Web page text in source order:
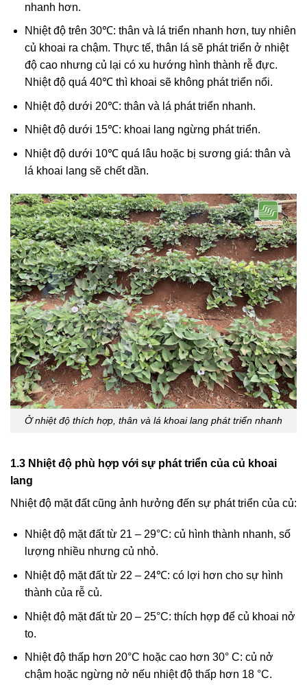
nhanh hơn.
Nhiệt độ trên 30℃: thân và lá triển nhanh hơn, tuy nhiên
củ khoai ra chậm. Thực tế, thân lá sẽ phát triển ở nhiệt
độ cao nhưng củ lại có xu hướng hình thành rễ đực.
Nhiệt độ quá 40℃ thì khoai sẽ không phát triển nổi.
Nhiệt độ dưới 20℃: thân và lá phát triển nhanh.
Nhiệt độ dưới 15℃: khoai lang ngừng phát triển.
Nhiệt độ dưới 10℃ quá lâu hoặc bị sương giá: thân và
lá khoai lang sẽ chết dần.
Ở nhiệt độ thích hợp, thân và lá khoai lang phát triển nhanh
1.3 Nhiệt độ phù hợp với sự phát triển của củ khoai
lang
Nhiệt độ mặt đất cũng ảnh hưởng đến sự phát triển của củ:
Nhiệt độ mặt đất từ 21 – 29°C: củ hình thành nhanh, số
lượng nhiều nhưng củ nhỏ.
Nhiệt độ mặt đất từ 22 – 24℃: có lợi hơn cho sự hình
thành của rễ củ.
Nhiệt độ mặt đất từ 20 – 25°C: thích hợp để củ khoai nở
to.
Nhiệt độ thấp hơn 20°C hoặc cao hơn 30° C: củ nở
chậm hoặc ngừng nở nếu nhiệt độ thấp hơn 18 °C.